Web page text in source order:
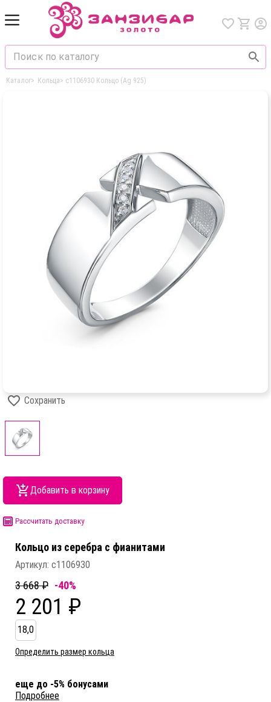
Каталог> Кольца> с1106930 Кольцо (Ag 925)
Сохранить
Добавить в корзину
Рассчитать доставку
Кольцо из серебра c фианитами
Артикул: с1106930
3 668 ₽ -40%
2 201 ₽
18,0
Определить размер кольца
еще до -5% бонусами
Подробнее